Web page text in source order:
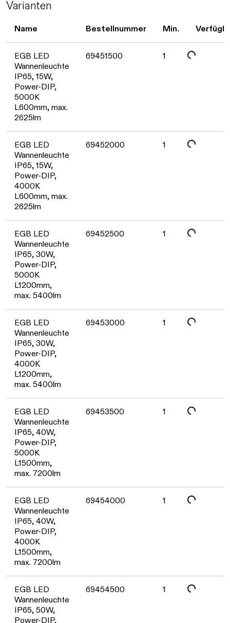
Varianten
Name Bestellnummer Min.
EGB LED
Wannenleuchte
IP65, 15W,
Power-DIP,
5000K
L600mm, max.
2625lm
69451500 1
Daten werden geladen. Bitte warten...
EGB LED
Wannenleuchte
IP65, 15W,
Power-DIP,
4000K
L600mm, max.
2625lm
69452000 1
Daten werden geladen. Bitte warten...
EGB LED
Wannenleuchte
IP65, 30W,
Power-DIP,
5000K
L1200mm,
max. 5400lm
69452500 1
Daten werden geladen. Bitte warten...
EGB LED
Wannenleuchte
IP65, 30W,
Power-DIP,
4000K
L1200mm,
max. 5400lm
69453000 1
Daten werden geladen. Bitte warten...
EGB LED
Wannenleuchte
IP65, 40W,
Power-DIP,
5000K
L1500mm,
max. 7200lm
69453500 1
Daten werden geladen. Bitte warten...
EGB LED
Wannenleuchte
IP65, 40W,
Power-DIP,
4000K
L1500mm,
max. 7200lm
69454000 1
Daten werden geladen. Bitte warten...
EGB LED
Wannenleuchte
IP65, 50W,
Power-DIP,
69454500 1
Daten werden geladen. Bitte warten...